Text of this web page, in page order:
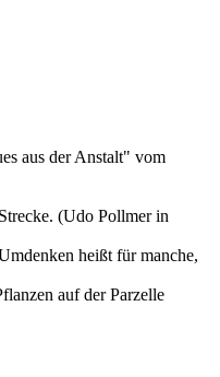
aus der Anstalt" vom
(Udo Pollmer in
heißt für manche,
auf der Parzelle